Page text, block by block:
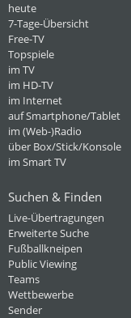
heute
7-Tage-Übersicht
Free-TV
Topspiele
im TV
im HD-TV
im Internet
auf Smartphone/Tablet
im (Web-)Radio
über Box/Stick/Konsole
im Smart TV
Suchen & Finden
Live-Übertragungen
Erweiterte Suche
Fußballkneipen
Public Viewing
Teams
Wettbewerbe
Sender